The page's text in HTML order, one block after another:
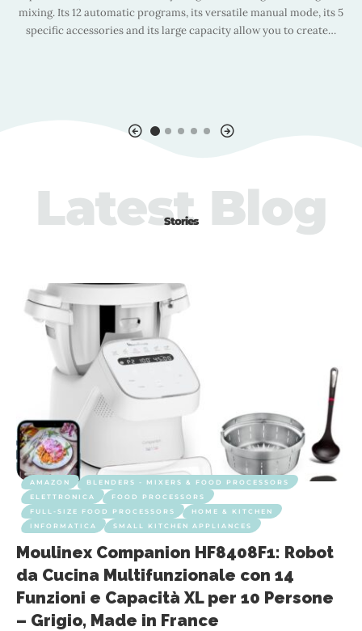
manual mode, its 5
you to create…
Stories
Latest Blog
AMAZON
BLENDERS - MIXERS & FOOD PROCESSORS
ELETTRONICA
FOOD PROCESSORS
FULL-SIZE FOOD PROCESSORS
HOME & KITCHEN
INFORMATICA
SMALL KITCHEN APPLIANCES
Moulinex Companion HF8408F1: Robot
da Cucina Multifunzionale con 14
Funzioni e Capacità XL per 10 Persone
– Grigio, Made in France